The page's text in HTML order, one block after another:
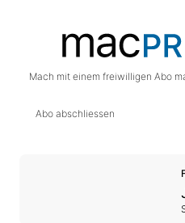
Mach mit einem freiwilligen Abo
Abo abschliessen